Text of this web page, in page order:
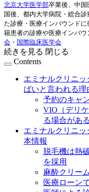
北京大学医学部卒業後、中国
国後、都内大学病院・総合
た診療・医療インバウンドに
籍患者の診療や医療インバウ
会 ・ 国際臨床医学会
続きを見る 閉じる
Contents
エミナルクリニ
ばいと言われる理
予約のキャ
VIO（デリ
る場合がある
エミナルクリニ
本情報
脱毛機は熱
を採用
麻酔クリー
医療ローン